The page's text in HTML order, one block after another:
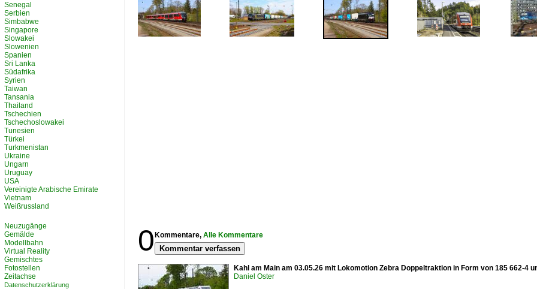
0 Kommentare, Alle Kommentare
Kommentar verfassen
Kahl am Main am 03.05.26 mit Lokomotion Zebra Doppeltraktion in Form von 185 662-4
Daniel Oster
Senegal
Serbien
Simbabwe
Singapore
Slowakei
Slowenien
Spanien
Sri Lanka
Südafrika
Syrien
Taiwan
Tansania
Thailand
Tschechien
Tschechoslowakei
Tunesien
Türkei
Turkmenistan
Ukraine
Ungarn
Uruguay
USA
Vereinigte Arabische Emirate
Vietnam
Weißrussland
Neuzugänge
Gemälde
Modellbahn
Virtual Reality
Gemischtes
Fotostellen
Zeitachse
Datenschutzerklärung